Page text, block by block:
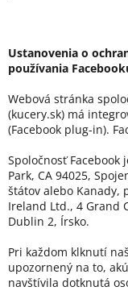
Ustanovenia o
používania
Webová stránka
(kucery.sk) má
(Facebook plug-in).
Spoločnosť Facebook
Park, CA 94025,
štátov alebo Kanady,
Ireland Ltd., 4 Grand
Dublin 2, Írsko.
Pri každom klknutí
upozornený na to,
navštívila dotknutá